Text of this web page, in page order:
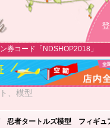
コード「NDSHOP2018」
、模型
忍者タートルズ模型 フィギュ